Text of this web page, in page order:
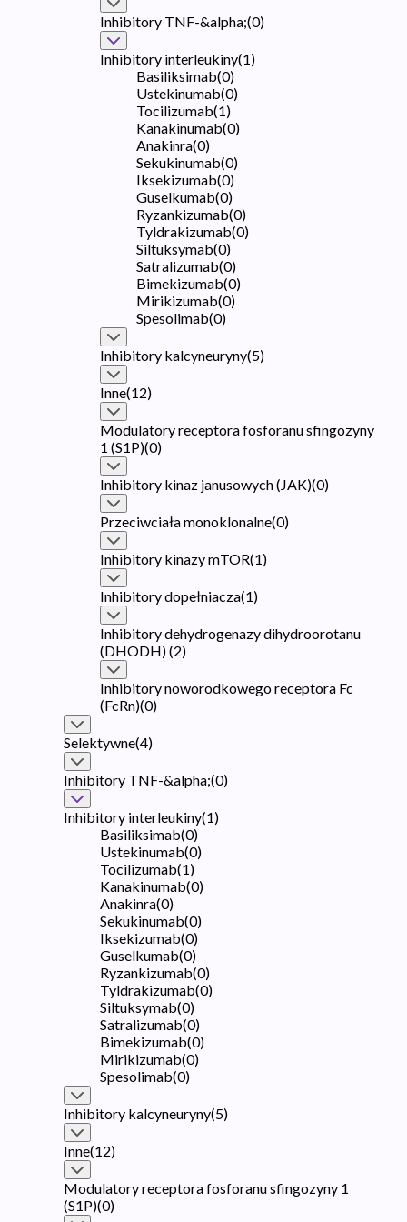
Inhibitory TNF-&alpha;(0)
Inhibitory interleukiny(1)
Basiliksimab(0)
Ustekinumab(0)
Tocilizumab(1)
Kanakinumab(0)
Anakinra(0)
Sekukinumab(0)
Iksekizumab(0)
Guselkumab(0)
Ryzankizumab(0)
Tyldrakizumab(0)
Siltuksymab(0)
Satralizumab(0)
Bimekizumab(0)
Mirikizumab(0)
Spesolimab(0)
Inhibitory kalcyneuryny(5)
Inne(12)
Modulatory receptora fosforanu sfingozyny
1 (S1P)(0)
Inhibitory kinaz janusowych (JAK)(0)
Przeciwciała monoklonalne(0)
Inhibitory kinazy mTOR(1)
Inhibitory dopełniacza(1)
Inhibitory dehydrogenazy dihydroorotanu
(DHODH)(2)
Inhibitory noworodkowego receptora Fc
(FcRn)(0)
Selektywne(4)
Inhibitory TNF-&alpha;(0)
Inhibitory interleukiny(1)
Basiliksimab(0)
Ustekinumab(0)
Tocilizumab(1)
Kanakinumab(0)
Anakinra(0)
Sekukinumab(0)
Iksekizumab(0)
Guselkumab(0)
Ryzankizumab(0)
Tyldrakizumab(0)
Siltuksymab(0)
Satralizumab(0)
Bimekizumab(0)
Mirikizumab(0)
Spesolimab(0)
Inhibitory kalcyneuryny(5)
Inne(12)
Modulatory receptora fosforanu sfingozyny 1
(S1P)(0)